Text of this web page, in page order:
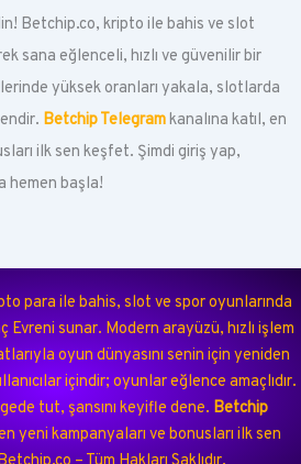
Betchip.co, kripto ile bahis ve slot
sana eğlenceli, hızlı ve güvenilir bir
yüksek oranları yakala, slotlarda
Betchip Telegramkanalına katıl, en
ilk sen keşfet. Şimdi giriş yap,
hemen başla!
para ile bahis, slot ve spor oyunlarında
sunar. Modern arayüzü, hızlı işlem
oyun dünyasını senin için yeniden
içindir; oyunlar eğlence amaçlıdır.
tut, şansını keyifle dene. Betchip
yeni kampanyaları ve bonusları ilk sen